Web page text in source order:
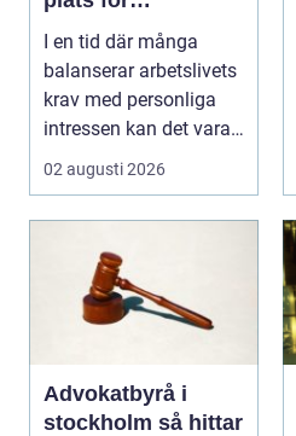
välmående och
gemenskap
I en tid där många
balanserar arbetslivets
krav med personliga
intressen kan det vara
02 augusti 2026
Advokatbyrå i
stockholm så hittar